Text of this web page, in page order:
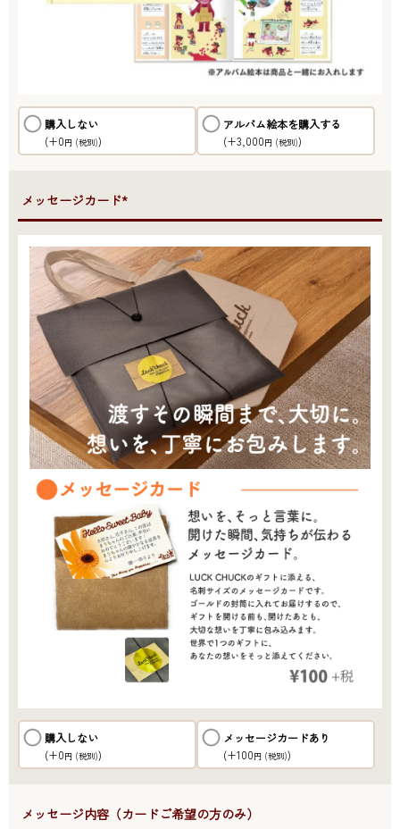
購入しない
(+0円 (税別))
アルバム絵本を購入する
(+3,000円 (税別))
●メッセージカード*
購入しない
(+0円 (税別))
メッセージカードあり
(+100円 (税別))
●メッセージ内容（カードご希望の方のみ）